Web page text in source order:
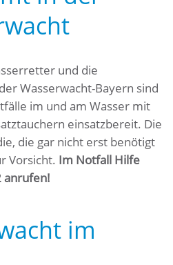
und die
Wasserwacht-Bayern sind
im und am Wasser mit
einsatzbereit. Die
die gar nicht erst benötigt
Vorsicht. Im Notfall Hilfe
anrufen!
im